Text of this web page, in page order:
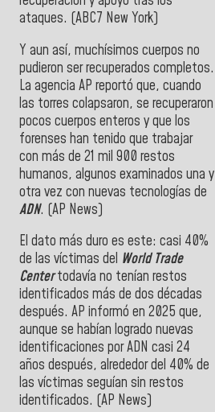
ataques. (ABC7 New York⁠)
Y aun así, muchísimos cuerpos no
pudieron ser recuperados completos.
La agencia AP reportó que, cuando
las torres colapsaron, se recuperaron
pocos cuerpos enteros y que los
forenses han tenido que trabajar
con más de 21 mil 900 restos
humanos, algunos examinados una y
otra vez con nuevas tecnologías de
ADN. (AP News⁠)
El dato más duro es este: casi 40%
de las víctimas del World Trade
Centertodavía no tenían restos
identificados más de dos décadas
después. AP informó en 2025 que,
aunque se habían logrado nuevas
identificaciones por ADN casi 24
años después, alrededor del 40% de
las víctimas seguían sin restos
identificados. (AP News⁠)